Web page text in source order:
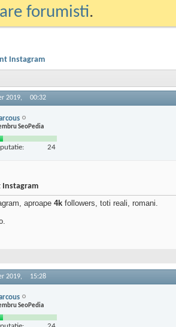
forumisti.
Instagram
2019, 00:32
SeoPedia
24
Instagram
aproape 4k followers, toti reali, romani.
2019, 15:28
SeoPedia